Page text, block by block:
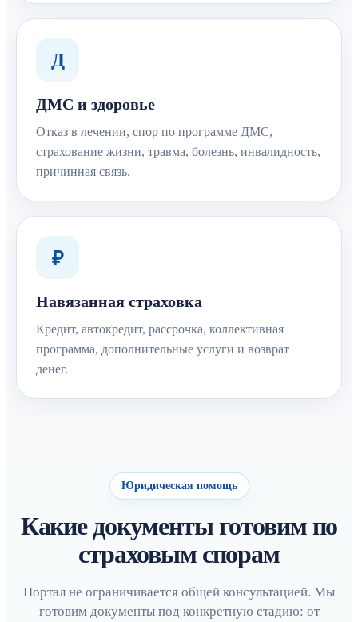
Д
ДМС и здоровье
Отказ в лечении, спор по программе ДМС,
страхование жизни, травма, болезнь, инвалидность,
причинная связь.
₽
Навязанная страховка
Кредит, автокредит, рассрочка, коллективная
программа, дополнительные услуги и возврат
денег.
Юридическая помощь
Какие документы готовим по
страховым спорам
Портал не ограничивается общей консультацией. Мы
готовим документы под конкретную стадию: от